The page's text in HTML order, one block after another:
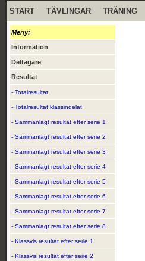
START TÄVLINGAR TRÄNING
Meny:
Information
Deltagare
Resultat
- Totalresultat
- Totalresultat klassindelat
- Sammanlagt resultat efter serie 1
- Sammanlagt resultat efter serie 2
- Sammanlagt resultat efter serie 3
- Sammanlagt resultat efter serie 4
- Sammanlagt resultat efter serie 5
- Sammanlagt resultat efter serie 6
- Sammanlagt resultat efter serie 7
- Sammanlagt resultat efter serie 8
- Klassvis resultat efter serie 1
- Klassvis resultat efter serie 2